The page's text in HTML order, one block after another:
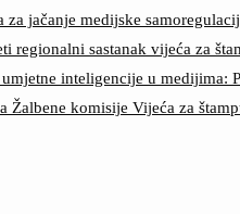
za jačanje medijske
regionalni sastanak vijeća za
inteligencije u medijima:
Žalbene komisije Vijeća za